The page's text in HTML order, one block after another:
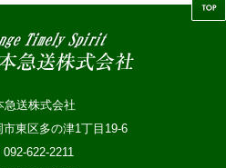
急送株式会社
東区多の津1丁目19-6
622-2211